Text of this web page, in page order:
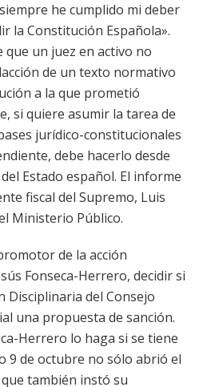
he cumplido mi deber
la Constitución Española».
que un juez en activo no
de un texto normativo
a la que prometió
si quiere asumir la tarea de
jurídico-constitucionales
debe hacerlo desde
Estado español. El informe
fiscal del Supremo, Luis
Ministerio Público.
de la acción
Fonseca-Herrero, decidir si
Disciplinaria del Consejo
una propuesta de sanción.
Herrero lo haga si se tiene
9 de octubre no sólo abrió el
también instó su